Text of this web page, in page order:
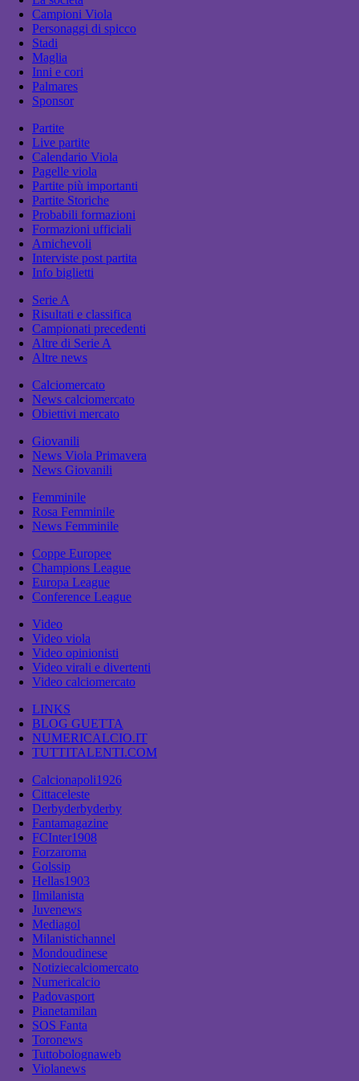
Campioni Viola
Personaggi di spicco
Stadi
Maglia
Inni e cori
Palmares
Sponsor
Partite
Live partite
Calendario Viola
Pagelle viola
Partite più importanti
Partite Storiche
Probabili formazioni
Formazioni ufficiali
Amichevoli
Interviste post partita
Info biglietti
Serie A
Risultati e classifica
Campionati precedenti
Altre di Serie A
Altre news
Calciomercato
News calciomercato
Obiettivi mercato
Giovanili
News Viola Primavera
News Giovanili
Femminile
Rosa Femminile
News Femminile
Coppe Europee
Champions League
Europa League
Conference League
Video
Video viola
Video opinionisti
Video virali e divertenti
Video calciomercato
LINKS
BLOG GUETTA
NUMERICALCIO.IT
TUTTITALENTI.COM
Calcionapoli1926
Cittaceleste
Derbyderbyderby
Fantamagazine
FCInter1908
Forzaroma
Golssip
Hellas1903
Ilmilanista
Juvenews
Mediagol
Milanistichannel
Mondoudinese
Notiziecalciomercato
Numericalcio
Padovasport
Pianetamilan
SOS Fanta
Toronews
Tuttobolognaweb
Violanews